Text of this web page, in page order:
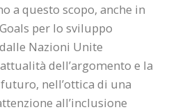
a questo scopo, anche in
per lo sviluppo
Nazioni Unite
dell’argomento e la
nell’ottica di una
all’inclusione